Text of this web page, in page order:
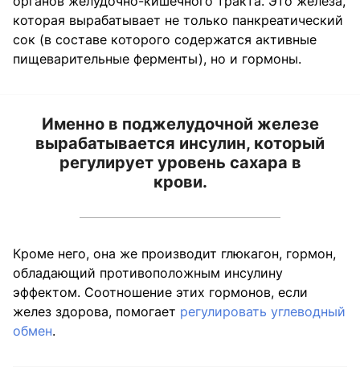
которая вырабатывает не только панкреатический
сок (в составе которого содержатся активные
пищеварительные ферменты), но и гормоны.
Именно в поджелудочной железе
вырабатывается инсулин, который
регулирует уровень сахара в
крови.
Кроме него, она же производит глюкагон, гормон,
обладающий противоположным инсулину
эффектом. Соотношение этих гормонов, если
желез здорова, помогает регулировать углеводный
обмен.